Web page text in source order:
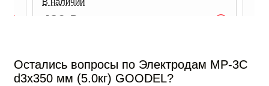
Опт
Остались вопросы по Электродам МР-3С
d3х350 мм (5.0кг) GOODEL?